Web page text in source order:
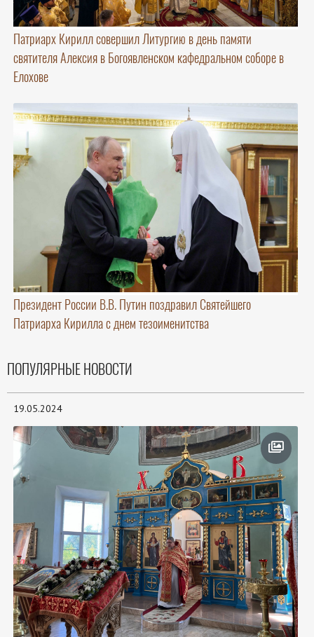
Патриарх Кирилл совершил Литургию в день памяти
святителя Алексия в Богоявленском кафедральном соборе в
Елохове
Президент России В.В. Путин поздравил Святейшего
Патриарха Кирилла с днем тезоименитства
ПОПУЛЯРНЫЕ НОВОСТИ
19.05.2024